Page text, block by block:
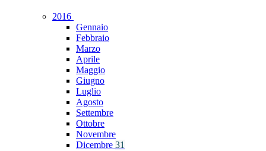
2016
Gennaio
Febbraio
Marzo
Aprile
Maggio
Giugno
Luglio
Agosto
Settembre
Ottobre
Novembre
Dicembre 31